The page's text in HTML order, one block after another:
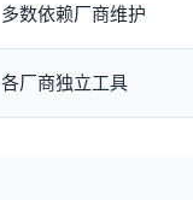
多数依赖厂商维护
各厂商独立工具